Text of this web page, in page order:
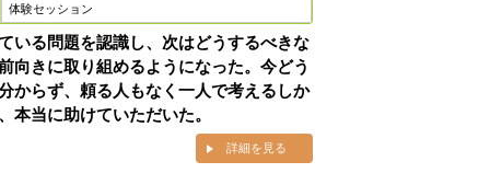
体験セッション
いる問題を認識し、次はどうするべきな
向きに取り組めるようになった。今どう
からず、頼る人もなく一人で考えるしか
本当に助けていただいた。
詳細を見る